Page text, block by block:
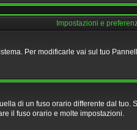
Impostazioni e
Per modificarle vai sul tuo
di un fuso orario differente dal
il fuso orario e molte impostazioni.